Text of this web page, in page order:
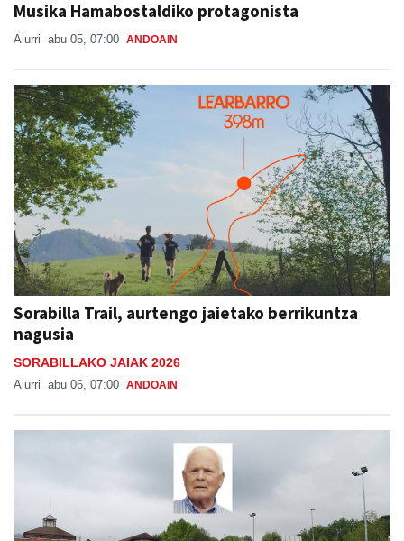
Musika Hamabostaldiko protagonista
Aiurri abu 05, 07:00 ANDOAIN
Sorabilla Trail, aurtengo jaietako berrikuntza
nagusia
SORABILLAKO JAIAK 2026
Aiurri abu 06, 07:00 ANDOAIN